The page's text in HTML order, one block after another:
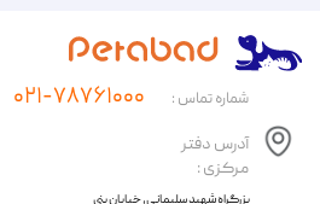
آدرس دفتر
مرکزی :
شماره تماس : ۰۲۱-۷۸۷۶۱۰۰۰